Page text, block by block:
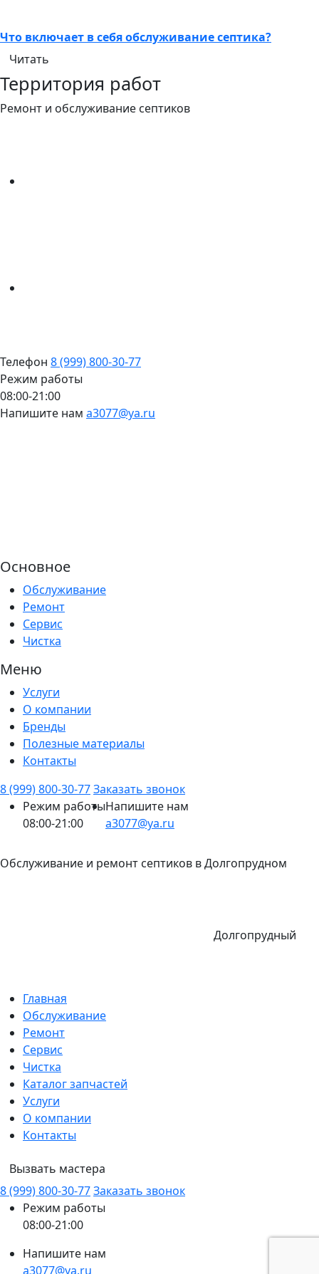
Что включает в себя обслуживание септика?
Читать
Территория работ
Ремонт и обслуживание септиков
Телефон 8 (999) 800-30-77
Режим работы
08:00-21:00
Напишите нам a3077@ya.ru
Основное
Обслуживание
Ремонт
Сервис
Чистка
Меню
Услуги
О компании
Бренды
Полезные материалы
Контакты
8 (999) 800-30-77Заказать звонок
Режим работы
08:00-21:00
Напишите нам
a3077@ya.ru
Обслуживание и ремонт септиков в Долгопрудном
Долгопрудный
Главная
Обслуживание
Ремонт
Сервис
Чистка
Каталог запчастей
Услуги
О компании
Контакты
Вызвать мастера
8 (999) 800-30-77Заказать звонок
Режим работы
08:00-21:00
Напишите нам
a3077@ya.ru